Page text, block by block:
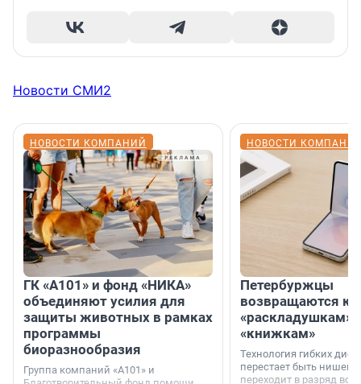
Новости СМИ2
НОВОСТИ КОМПАНИЙ
ГК «А101» и фонд «НИКА»
объединяют усилия для
защиты животных в рамках
программы
биоразнообразия
Группа компаний «А101» и
НОВОСТИ
Петербуржцы
возвращаются к
«раскладушкам»
«книжкам»
Технология гибких
перестает быть
переходит в разряд